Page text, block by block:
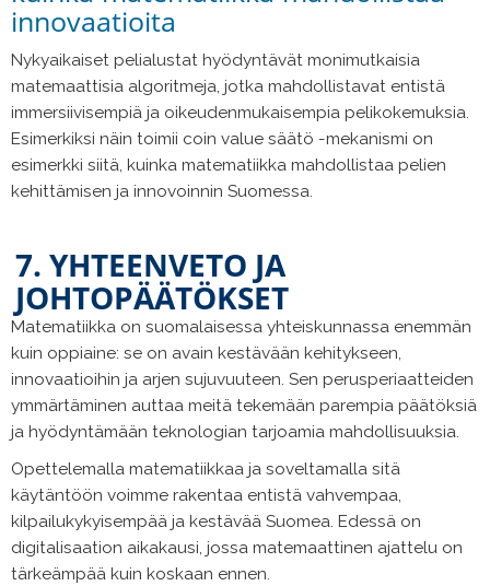
innovaatioita
Nykyaikaiset pelialustat hyödyntävät monimutkaisia
matemaattisia algoritmeja, jotka mahdollistavat entistä
immersiivisempiä ja oikeudenmukaisempia pelikokemuksia.
Esimerkiksi näin toimii coin value säätö -mekanismi on
esimerkki siitä, kuinka matematiikka mahdollistaa pelien
kehittämisen ja innovoinnin Suomessa.
7. YHTEENVETO JA
JOHTOPÄÄTÖKSET
Matematiikka on suomalaisessa yhteiskunnassa enemmän
kuin oppiaine: se on avain kestävään kehitykseen,
innovaatioihin ja arjen sujuvuuteen. Sen perusperiaatteiden
ymmärtäminen auttaa meitä tekemään parempia päätöksiä
ja hyödyntämään teknologian tarjoamia mahdollisuuksia.
Opettelemalla matematiikkaa ja soveltamalla sitä
käytäntöön voimme rakentaa entistä vahvempaa,
kilpailukykyisempää ja kestävää Suomea. Edessä on
digitalisaation aikakausi, jossa matemaattinen ajattelu on
tärkeämpää kuin koskaan ennen.